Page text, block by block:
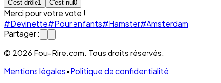
C'est drôle1 C'est nul0
Merci pour votre vote !
#Devinette#Pour enfants#Hamster#Amsterdam
Partager :
© 2026 Fou-Rire.com. Tous droits réservés.
Mentions légales•Politique de confidentialité